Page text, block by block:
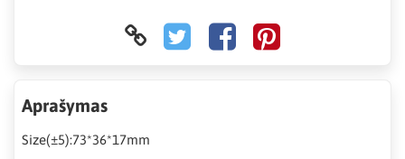
Aprašymas
Size(±5):73*36*17mm